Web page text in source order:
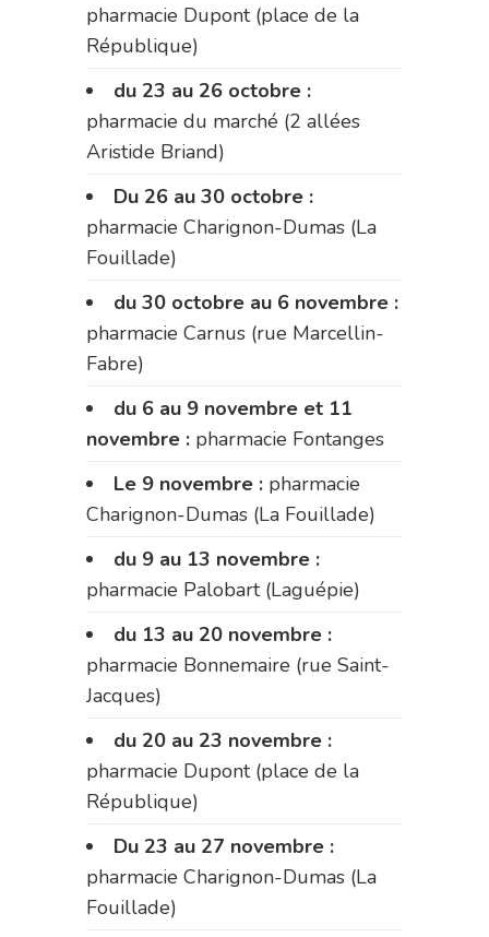
pharmacie Dupont (place de la
République)
du 23 au 26 octobre :
pharmacie du marché (2 allées
Aristide Briand)
Du 26 au 30 octobre :
pharmacie Charignon-Dumas (La
Fouillade)
du 30 octobre au 6 novembre :
pharmacie Carnus (rue Marcellin-
Fabre)
du 6 au 9 novembre et 11
novembre : pharmacie Fontanges
Le 9 novembre : pharmacie
Charignon-Dumas (La Fouillade)
du 9 au 13 novembre :
pharmacie Palobart (Laguépie)
du 13 au 20 novembre :
pharmacie Bonnemaire (rue Saint-
Jacques)
du 20 au 23 novembre :
pharmacie Dupont (place de la
République)
Du 23 au 27 novembre :
pharmacie Charignon-Dumas (La
Fouillade)